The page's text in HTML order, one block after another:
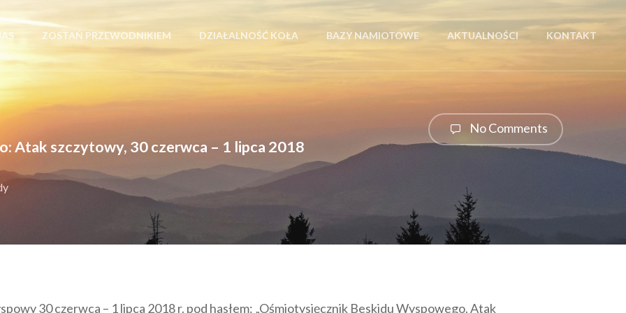
ZOSTAŃ PRZEWODNIKIEM DZIAŁALNOŚĆ KOŁA BAZY NAMIOTOWE AKTUALNOŚCI KONTAKT
Atak szczytowy, 30 czerwca – 1 lipca 2018
No Comments
30 czerwca – 1 lipca 2018 r. pod hasłem: „Ośmiotysięcznik Beskidu Wyspowego. Atak